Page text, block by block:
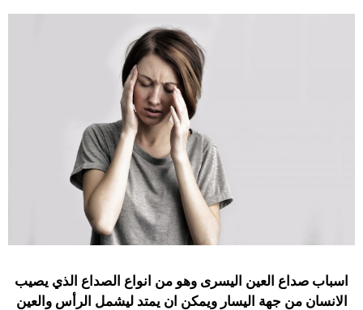
اسباب صداع العين اليسرى وهو من انواع الصداع الذي يصيب
الانسان من جهة اليسار ويمكن ان يمتد ليشمل الرأس والعين